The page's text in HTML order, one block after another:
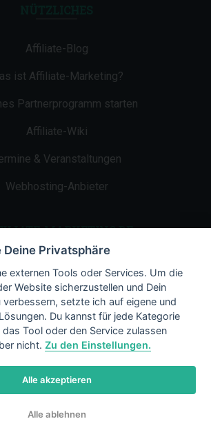
Affiliate-Blog
ist Affiliate-Marketing?
Partnerprogramm starten
Affiliate-Wiki
& Veranstaltungen
Webhosting-Anbieter
MARKETING.DE
Impressum
Kontakt
Datenschutz
Marketing.de/ LiMBo v2.8
Privatsphäre
externen Tools oder Services. Um die
Website sicherzustellen und Dein
verbessern, setzte ich auf eigene und
Du kannst für jede Kategorie
Tool oder den Service zulassen
nicht.Zu den Einstellungen.
Alle akzeptieren
Alle ablehnen